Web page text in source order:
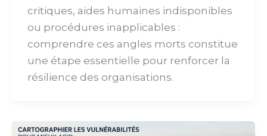
critiques, aides humaines indisponibles
ou procédures inapplicables :
comprendre ces angles morts constitue
une étape essentielle pour renforcer la
résilience des organisations.